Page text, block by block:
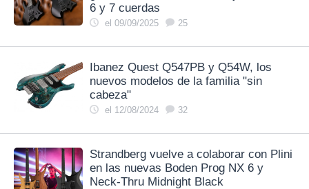
6 y 7 cuerdas
el 09/09/2025 25
Ibanez Quest Q547PB y Q54W, los
nuevos modelos de la familia "sin
cabeza"
el 12/08/2024 32
Strandberg vuelve a colaborar con Plini
en las nuevas Boden Prog NX 6 y
Neck-Thru Midnight Black